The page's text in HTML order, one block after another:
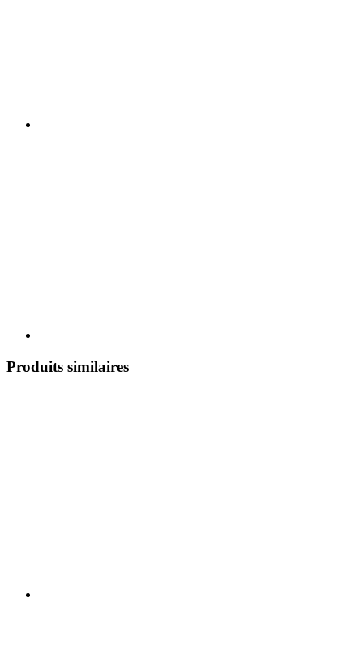
Produits similaires